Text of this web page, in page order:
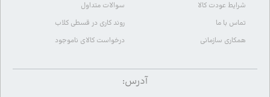
شرایط عودت کالا
سوالات متداول
تماس با ما
روند کاری در قسطی کلاب
همکاری سازمانی
درخواست کالای ناموجود
آدرس: